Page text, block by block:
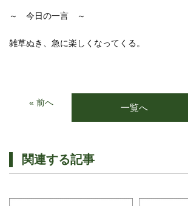
～ 今日の一言 ～
雑草ぬき、急に楽しくなってくる。
« 前へ 一覧へ
関連する記事